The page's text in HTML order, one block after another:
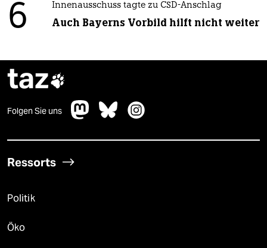
6 Innenausschuss tagte zu CSD-Anschlag
Auch Bayerns Vorbild hilft nicht weiter
taz
Folgen Sie uns
Ressorts
Politik
Öko